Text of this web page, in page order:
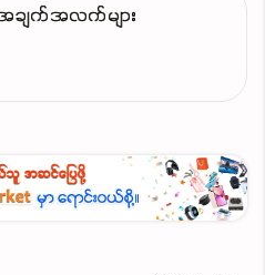
ျက်အလက်များ